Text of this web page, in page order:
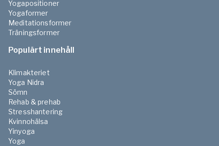
Yogapositioner
Yogaformer
Meditationsformer
Träningsformer
Populärt innehåll
Klimakteriet
Yoga Nidra
Sömn
Rehab & prehab
Stresshantering
Kvinnohälsa
Yinyoga
Yoga